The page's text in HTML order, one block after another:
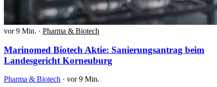
vor 9 Min. · Pharma & Biotech
Marinomed Biotech Aktie: Sanierungsantrag beim
Landesgericht Korneuburg
Pharma & Biotech · vor 9 Min.